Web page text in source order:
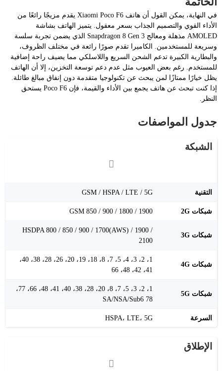
في النهاية، يمكن القول أن هاتف Xiaomi Poco F6 يقدم مزيجًا رائعًا من
الأداء القوي والتصميم الجذاب بسعر معقول. يتميز الهاتف بشاشة
AMOLED مذهلة ومعالج Snapdragon 8 Gen 3 الذي يضمن تجربة سلسة
وسريعة للمستخدمين. الكاميرا تقدم صورًا رائعة في مختلف الظروف،
والبطارية الكبيرة تدعم الشحن السريع واللاسلكي مما يضيف راحة إضافية
للمستخدم. رغم بعض العيوب مثل عدم دعم توسعة التخزين، إلا أن الهاتف
يظل خيارًا ممتازًا لمن يبحث عن تكنولوجيا متقدمة دون إنفاق مبالغ طائلة.
إذا كنت تبحث عن هاتف يجمع بين الأداء والقيمة، فإن Poco F6 يستحق
النظر.
جدول المواصفات
الشبكة
التقنية GSM / HSPA / LTE / 5G
شبكات 2G GSM 850 / 900 / 1800 / 1900
شبكات 3G
HSDPA 800 / 850 / 900 / 1700(AWS) / 1900 /
2100
شبكات 4G
1، 2، 3، 4، 5، 7، 8، 18، 19، 20، 26، 28، 38، 40،
41، 42، 48، 66
شبكات 5G
1، 2، 3، 5، 7، 8، 20، 28، 38، 40، 41، 48، 66، 77،
78 SA/NSA/Sub6
السرعة HSPA، LTE، 5G
الإطلاق